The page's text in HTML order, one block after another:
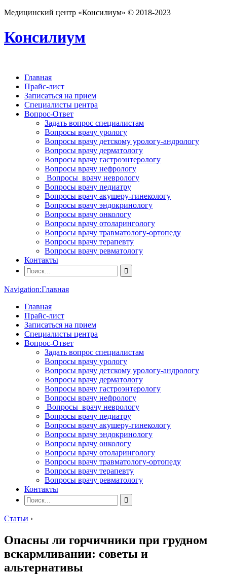
Медицинский центр «Консилиум» © 2018-2023
Консилиум
Главная
Прайс-лист
Записаться на прием
Специалисты центра
Вопрос-Ответ
Задать вопрос специалистам
Вопросы врачу урологу
Вопросы врачу детскому урологу-андрологу
Вопросы врачу дерматологу
Вопросы врачу гастроэнтерологу
Вопросы врачу нефрологу
Вопросы врачу неврологу
Вопросы врачу педиатру
Вопросы врачу акушеру-гинекологу
Вопросы врачу эндокринологу
Вопросы врачу онкологу
Вопросы врачу отоларингологу
Вопросы врачу травматологу-ортопеду
Вопросы врачу терапевту
Вопросы врачу ревматологу
Контакты
Navigation:Главная
Главная
Прайс-лист
Записаться на прием
Специалисты центра
Вопрос-Ответ
Задать вопрос специалистам
Вопросы врачу урологу
Вопросы врачу детскому урологу-андрологу
Вопросы врачу дерматологу
Вопросы врачу гастроэнтерологу
Вопросы врачу нефрологу
Вопросы врачу неврологу
Вопросы врачу педиатру
Вопросы врачу акушеру-гинекологу
Вопросы врачу эндокринологу
Вопросы врачу онкологу
Вопросы врачу отоларингологу
Вопросы врачу травматологу-ортопеду
Вопросы врачу терапевту
Вопросы врачу ревматологу
Контакты
Статьи ›
Опасны ли горчичники при грудном
вскармливании: советы и
альтернативы